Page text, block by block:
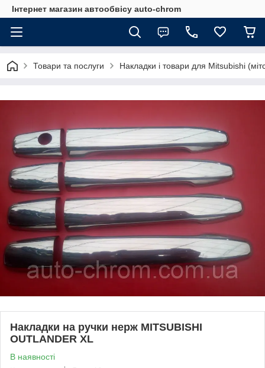
Інтернет магазин автообвісу auto-chrom
Товари та послуги Накладки і товари для Mitsubishi
Накладки на ручки нерж MITSUBISHI
OUTLANDER XL
В наявності